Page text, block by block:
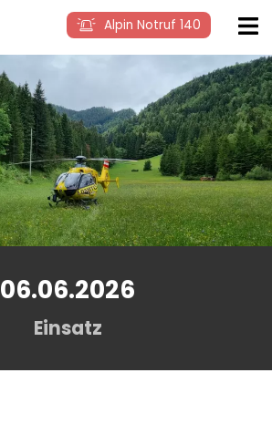
Alpin Notruf 140
06.06.2026
Einsatz